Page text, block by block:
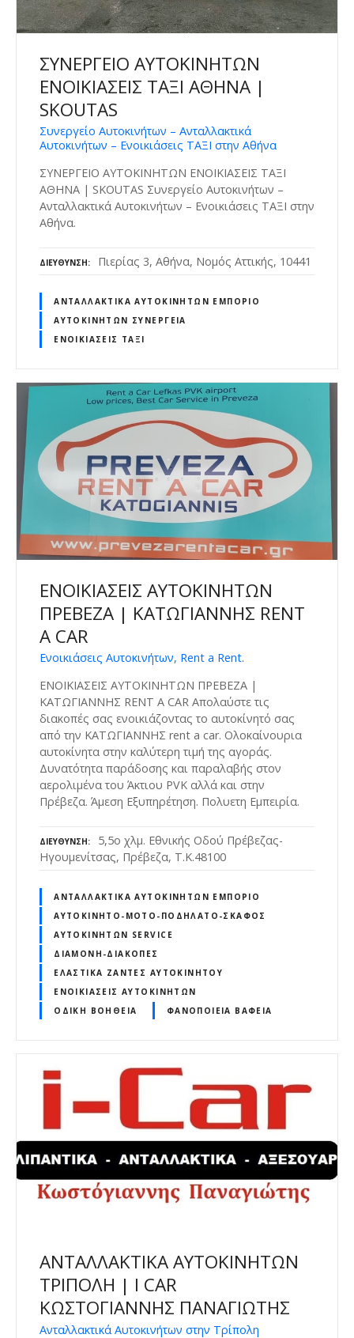
ΣΥΝΕΡΓΕΙΟ ΑΥΤΟΚΙΝΗΤΩΝ
ΕΝΟΙΚΙΑΣΕΙΣ ΤΑΞΙ ΑΘΗΝΑ |
SKOUTAS
Συνεργείο Αυτοκινήτων – Ανταλλακτικά
Αυτοκινήτων – Ενοικιάσεις ΤΑΞΙ στην Αθήνα
ΣΥΝΕΡΓΕΙΟ ΑΥΤΟΚΙΝΗΤΩΝ ΕΝΟΙΚΙΑΣΕΙΣ ΤΑΞΙ
ΑΘΗΝΑ | SKOUTAS Συνεργείο Αυτοκινήτων –
Ανταλλακτικά Αυτοκινήτων – Ενοικιάσεις ΤΑΞΙ στην
Αθήνα.
ΔΙΕΎΘΥΝΣΗ Πιερίας 3, Αθήνα, Νομός Αττικής, 10441
ΑΝΤΑΛΛΑΚΤΙΚΆ ΑΥΤΟΚΙΝΉΤΩΝ ΕΜΠΌΡΙΟ
ΑΥΤΟΚΙΝΉΤΩΝ ΣΥΝΕΡΓΕΊΑ
ΕΝΟΙΚΙΆΣΕΙΣ ΤΑΞΊ
ΕΝΟΙΚΙΑΣΕΙΣ ΑΥΤΟΚΙΝΗΤΩΝ
ΠΡΕΒΕΖΑ | ΚΑΤΩΓΙΑΝΝΗΣ RENT
A CAR
Ενοικιάσεις Αυτοκινήτων, Rent a Rent.
ΕΝΟΙΚΙΑΣΕΙΣ ΑΥΤΟΚΙΝΗΤΩΝ ΠΡΕΒΕΖΑ |
ΚΑΤΩΓΙΑΝΝΗΣ RENT A CAR Απολαύστε τις
διακοπές σας ενοικιάζοντας το αυτοκίνητό σας
από την ΚΑΤΩΓΙΑΝΝΗΣ rent a car. Ολοκαίνουρια
αυτοκίνητα στην καλύτερη τιμή της αγοράς.
Δυνατότητα παράδοσης και παραλαβής στον
αερολιμένα του Άκτιου PVK αλλά και στην
Πρέβεζα. Άμεση Εξυπηρέτηση. Πολυετη Εμπειρία.
ΔΙΕΎΘΥΝΣΗ
5,5ο χλμ. Εθνικής Οδού Πρέβεζας-
Ηγουμενίτσας, Πρέβεζα, Τ.Κ.48100
ΑΝΤΑΛΛΑΚΤΙΚΆ ΑΥΤΟΚΙΝΉΤΩΝ ΕΜΠΌΡΙΟ
ΑΥΤΟΚΊΝΗΤΟ-ΜΌΤΟ-ΠΟΔΉΛΑΤΟ-ΣΚΆΦΟΣ
ΑΥΤΟΚΙΝΉΤΩΝ SERVICE
ΔΙΑΜΟΝΉ-ΔΙΑΚΟΠΈΣ
ΕΛΑΣΤΙΚΆ ΖΆΝΤΕΣ ΑΥΤΟΚΙΝΉΤΟΥ
ΕΝΟΙΚΙΆΣΕΙΣ ΑΥΤΟΚΙΝΉΤΩΝ
ΟΔΙΚΉ ΒΟΉΘΕΙΑ
ΦΑΝΟΠΟΙΕΊΑ ΒΑΦΕΊΑ
ΑΝΤΑΛΛΑΚΤΙΚΑ ΑΥΤΟΚΙΝΗΤΩΝ
ΤΡΙΠΟΛΗ | I CAR
ΚΩΣΤΟΓΙΑΝΝΗΣ ΠΑΝΑΓΙΩΤΗΣ
Ανταλλακτικά Αυτοκινήτων στην Τρίπολη